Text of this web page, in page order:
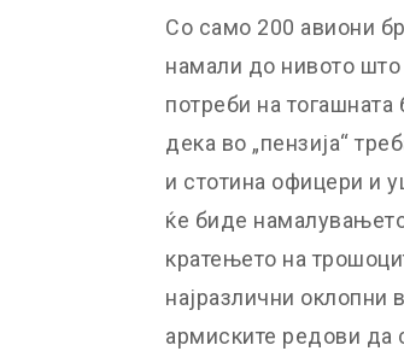
Со само 200 авиони
намали до нивото што
потреби на тогашната
дека во „пензија“
и стотина офицери и
ќе биде
кратењето на
најразлични оклопни
армиските редови да